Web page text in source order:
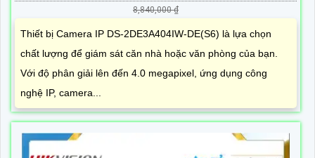
8,840,000 ₫
Thiết bị Camera IP DS-2DE3A404IW-DE(S6) là lựa chọn
chất lượng để giám sát căn nhà hoặc văn phòng của bạn.
Với độ phân giải lên đến 4.0 megapixel, ứng dụng công
nghệ IP, camera...